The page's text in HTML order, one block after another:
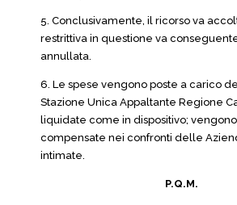
5. Conclusivamente, il ricorso va
restrittiva in questione va
annullata.
6. Le spese vengono poste a carico
Stazione Unica Appaltante Regione
liquidate come in dispositivo;
compensate nei confronti delle
intimate.
P.Q.M.